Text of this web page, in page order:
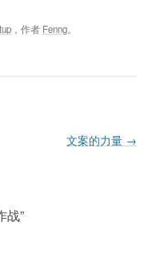
，作者 Fenng。
文案的力量 →
战”